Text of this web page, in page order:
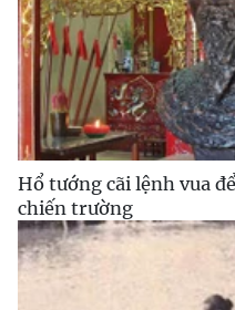
Hổ tướng cãi lệnh vua
chiến trường